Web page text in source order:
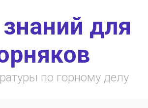
для
по горному делу